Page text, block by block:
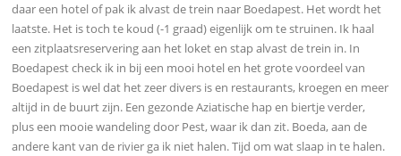
daar een hotel of pak ik alvast de trein naar Boedapest. Het wordt het
laatste. Het is toch te koud (-1 graad) eigenlijk om te struinen. Ik haal
een zitplaatsreservering aan het loket en stap alvast de trein in. In
Boedapest check ik in bij een mooi hotel en het grote voordeel van
Boedapest is wel dat het zeer divers is en restaurants, kroegen en meer
altijd in de buurt zijn. Een gezonde Aziatische hap en biertje verder,
plus een mooie wandeling door Pest, waar ik dan zit. Boeda, aan de
andere kant van de rivier ga ik niet halen. Tijd om wat slaap in te halen.